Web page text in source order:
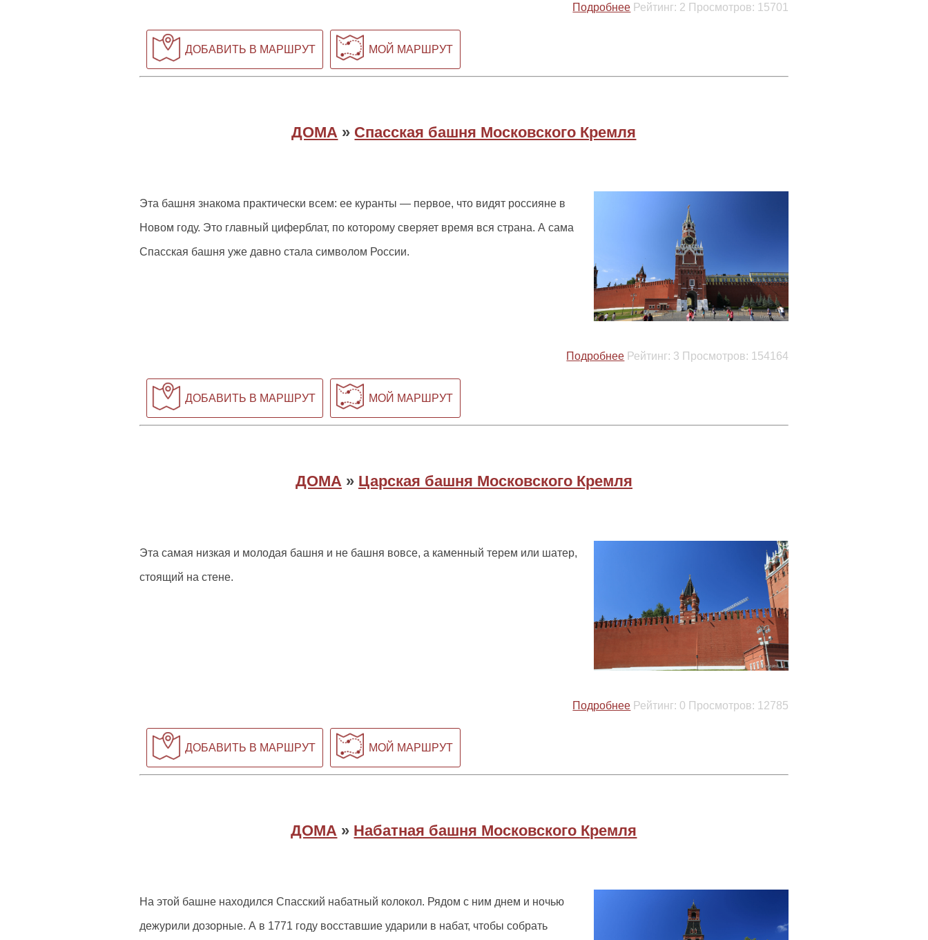
Подробнее Рейтинг: 2 Просмотров: 15701
ДОБАВИТЬ В МАРШРУТ МОЙ МАРШРУТ
ДОМА » Спасская башня Московского Кремля
Эта башня знакома практически всем: ее куранты — первое, что видят россияне в
Новом году. Это главный циферблат, по которому сверяет время вся страна. А сама
Спасская башня уже давно стала символом России.
Подробнее Рейтинг: 3 Просмотров: 154164
ДОБАВИТЬ В МАРШРУТ МОЙ МАРШРУТ
ДОМА » Царская башня Московского Кремля
Эта самая низкая и молодая башня и не башня вовсе, а каменный терем или шатер,
стоящий на стене.
Подробнее Рейтинг: 0 Просмотров: 12785
ДОБАВИТЬ В МАРШРУТ МОЙ МАРШРУТ
ДОМА » Набатная башня Московского Кремля
На этой башне находился Спасский набатный колокол. Рядом с ним днем и ночью
дежурили дозорные. А в 1771 году восставшие ударили в набат, чтобы собрать